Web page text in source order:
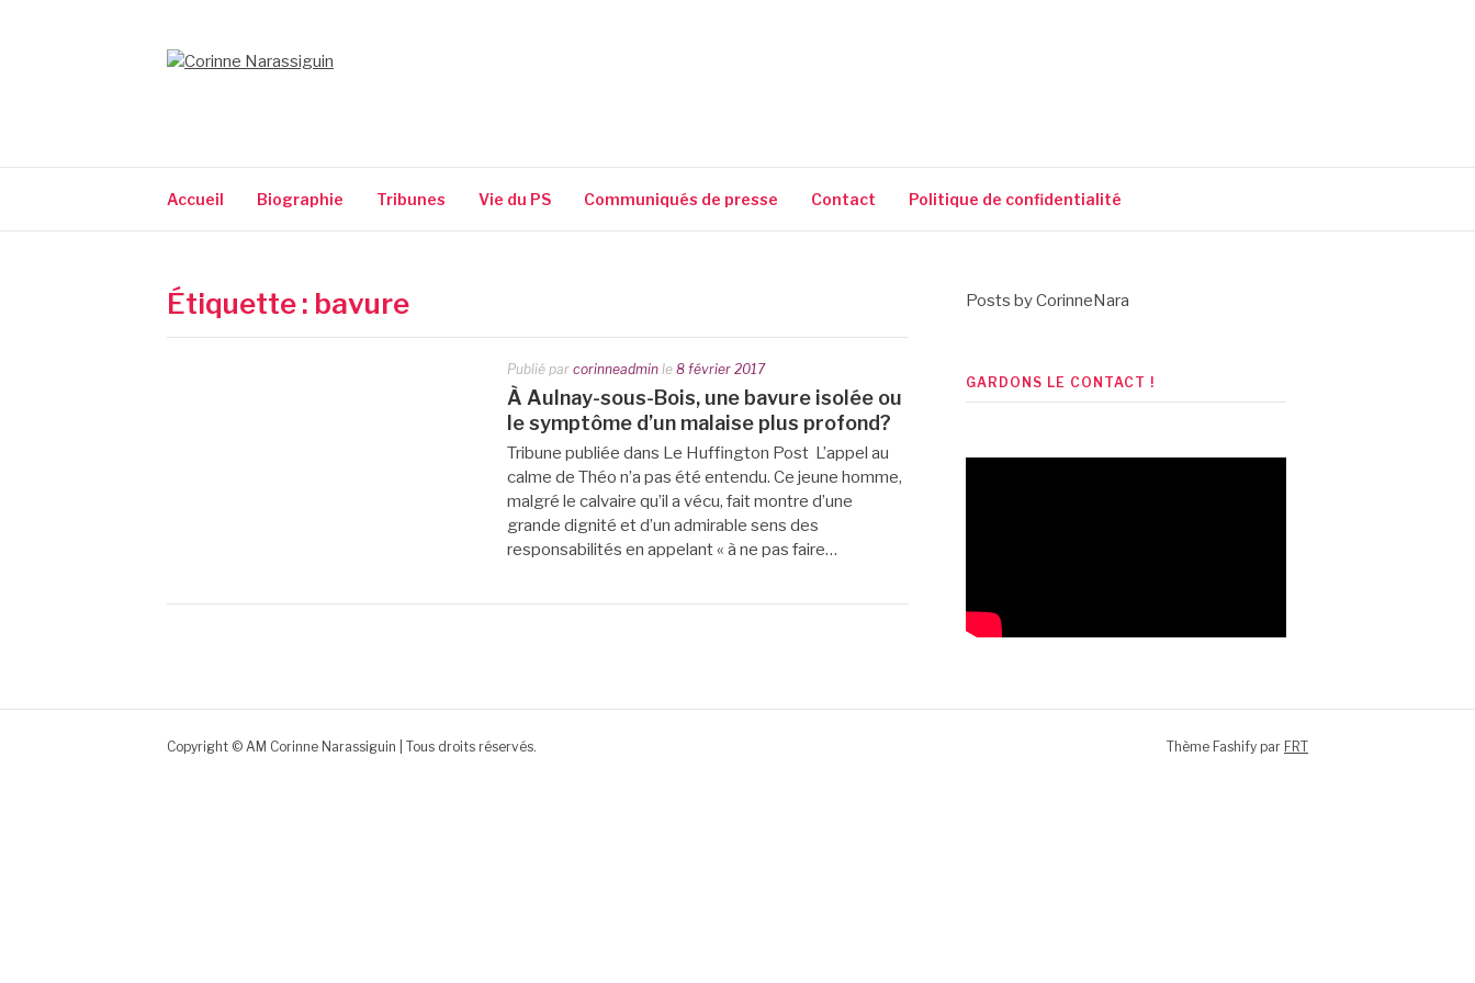
Accueil Biographie Tribunes Vie du PS Communiqués de presse Contact Politique de confidentialité
Étiquette : bavure
Publié par corinneadmin le 8 février 2017
À Aulnay-sous-Bois, une bavure isolée ou
le symptôme d’un malaise plus profond?
Tribune publiée dans Le Huffington Post L’appel au
calme de Théo n’a pas été entendu. Ce jeune homme,
malgré le calvaire qu’il a vécu, fait montre d’une
grande dignité et d’un admirable sens des
responsabilités en appelant « à ne pas faire…
Posts by CorinneNara
GARDONS LE CONTACT !
Copyright © AM Corinne Narassiguin | Tous droits réservés. Thème Fashify par FRT